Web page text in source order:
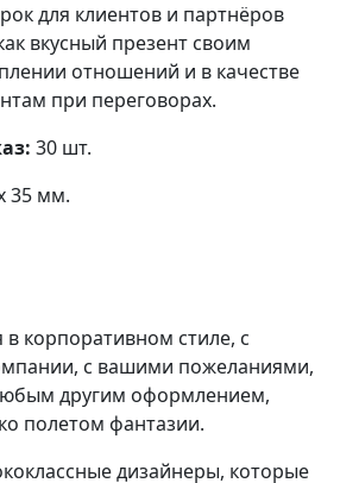
для клиентов и партнёров
вкусный презент своим
отношений и в качестве
при переговорах.
30 шт.
35 мм.
корпоративном стиле, с
с вашими пожеланиями,
другим оформлением,
полетом фантазии.
дизайнеры, которые